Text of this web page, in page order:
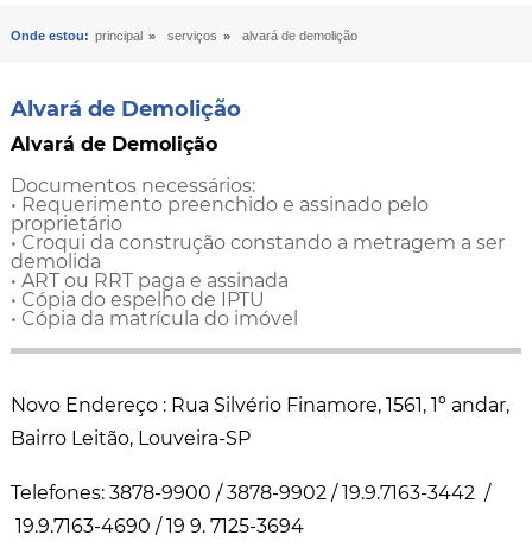
Onde estou: principal » serviços » alvará de demolição
Alvará de Demolição
Alvará de Demolição
Documentos necessários:
• Requerimento preenchido e assinado pelo
proprietário
• Croqui da construção constando a metragem a ser
demolida
• ART ou RRT paga e assinada
• Cópia do espelho de IPTU
• Cópia da matrícula do imóvel
Novo Endereço : Rua Silvério Finamore, 1561, 1º andar,
Bairro Leitão, Louveira-SP
Telefones: 3878-9900 / 3878-9902 / 19.9.7163-3442 /
19.9.7163-4690 / 19 9. 7125-3694